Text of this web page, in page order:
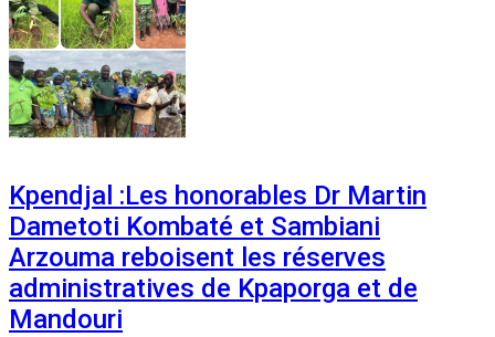
Kpendjal :Les honorables Dr Martin
Dametoti Kombaté et Sambiani
Arzouma reboisent les réserves
administratives de Kpaporga et de
Mandouri